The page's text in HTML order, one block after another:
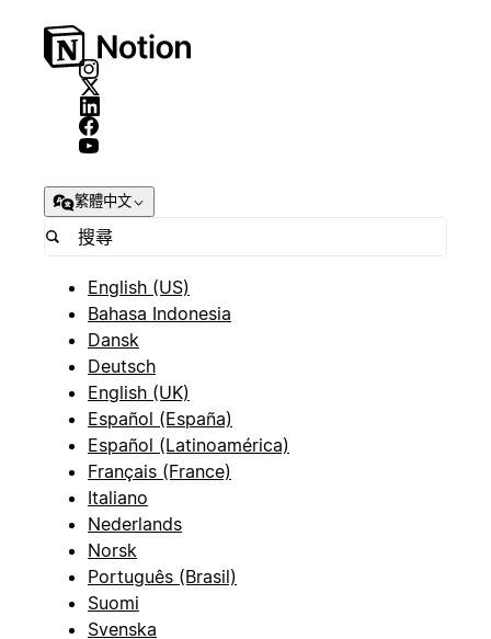
繁體中文
English (US)
Bahasa Indonesia
Dansk
Deutsch
English (UK)
Español (España)
Español (Latinoamérica)
Français (France)
Italiano
Nederlands
Norsk
Português (Brasil)
Suomi
Svenska